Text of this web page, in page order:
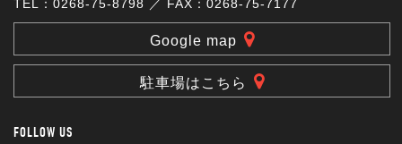
TEL：0268-75-8798 ／ FAX：0268-75-7177
Google map
駐車場はこちら
FOLLOW US